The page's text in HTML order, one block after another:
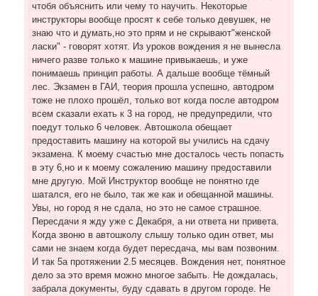
чтобя объяснить или чему то научить. Некоторые
инструкторы вообще просят к себе только девушек, не
знаю что и думать,но это прям и не скрывают"женской
ласки" - говорят хотят. Из уроков вождения я не вынесла
ничего разве только к машине привыкаешь, и уже
понимаешь принцип работы. А дальше вообще тёмный
лес. Экзамен в ГАИ, теория прошла успешно, автодром
тоже не плохо прошёл, только вот когда после автодром
всем сказали ехать к 3 на город, не предупредили, что
поедут только 6 человек. Автошкола обещает
предоставить машину на которой вы учились на сдачу
экзамена. К моему счастью мне досталось честь попасть
в эту 6,но и к моему сожалению машину предоставили
мне другую. Мой Инструктор вообще не понятно где
шатался, его не было, так же как и обещанной машины.
Увы, но город я не сдала, но это не самое страшное.
Пересдачи я жду уже с Декабря, а ни ответа ни привета.
Когда звоню в автошколу слышу только один ответ, мы
сами не знаем когда будет пересдача, мы вам позвоним.
И так 5а протяжении 2.5 месяцев. Вождения нет, понятное
дело за это время можно многое забыть. Не дождалась,
забрала документы, буду сдавать в другом городе. Не